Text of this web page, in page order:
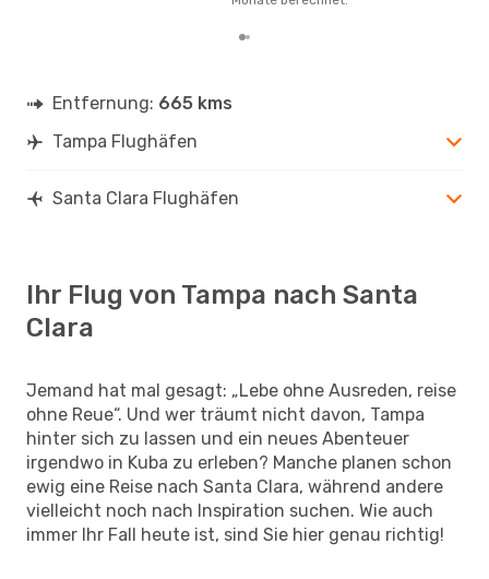
Entfernung: 665 kms
Tampa Flughäfen
Santa Clara Flughäfen
Ihr Flug von Tampa nach Santa
Clara
Jemand hat mal gesagt: „Lebe ohne Ausreden, reise
ohne Reue“. Und wer träumt nicht davon, Tampa
hinter sich zu lassen und ein neues Abenteuer
irgendwo in Kuba zu erleben? Manche planen schon
ewig eine Reise nach Santa Clara, während andere
vielleicht noch nach Inspiration suchen. Wie auch
immer Ihr Fall heute ist, sind Sie hier genau richtig!